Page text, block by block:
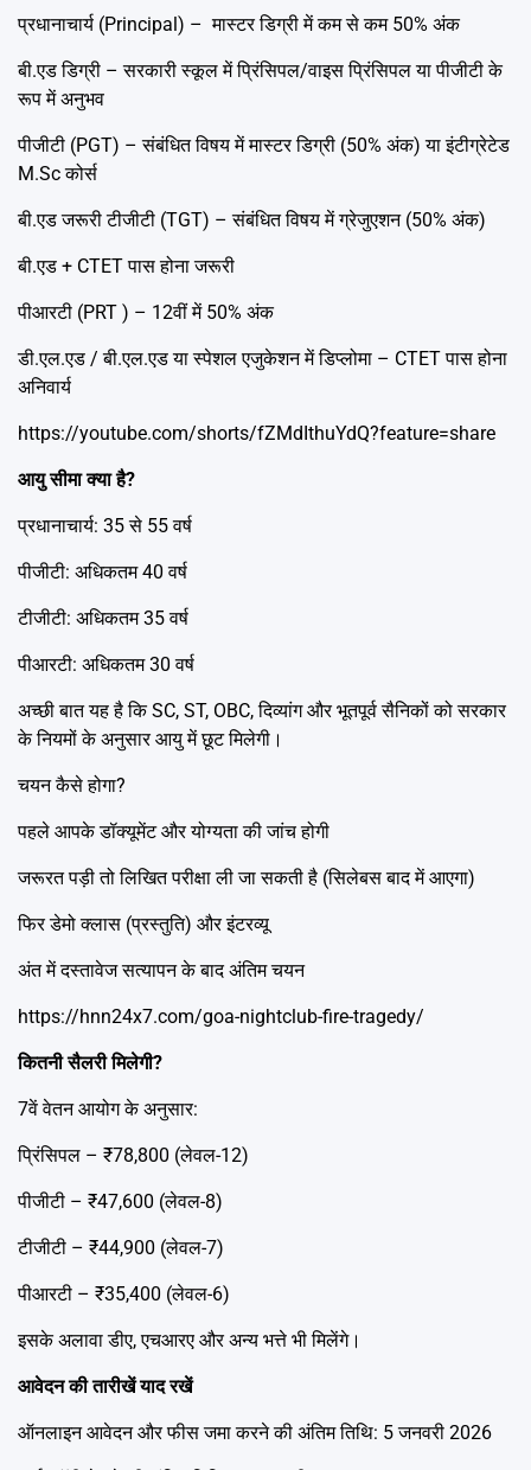
प्रधानाचार्य (Principal) – मास्टर डिग्री में कम से कम 50% अंक
बी.एड डिग्री – सरकारी स्कूल में प्रिंसिपल/वाइस प्रिंसिपल या पीजीटी के
रूप में अनुभव
पीजीटी (PGT) – संबंधित विषय में मास्टर डिग्री (50% अंक) या इंटीग्रेटेड
M.Sc कोर्स
बी.एड जरूरी टीजीटी (TGT) – संबंधित विषय में ग्रेजुएशन (50% अंक)
बी.एड + CTET पास होना जरूरी
पीआरटी (PRT ) – 12वीं में 50% अंक
डी.एल.एड / बी.एल.एड या स्पेशल एजुकेशन में डिप्लोमा – CTET पास होना
अनिवार्य
https://youtube.com/shorts/fZMdIthuYdQ?feature=share
आयु सीमा क्या है?
प्रधानाचार्य: 35 से 55 वर्ष
पीजीटी: अधिकतम 40 वर्ष
टीजीटी: अधिकतम 35 वर्ष
पीआरटी: अधिकतम 30 वर्ष
अच्छी बात यह है कि SC, ST, OBC, दिव्यांग और भूतपूर्व सैनिकों को सरकार
के नियमों के अनुसार आयु में छूट मिलेगी।
चयन कैसे होगा?
पहले आपके डॉक्यूमेंट और योग्यता की जांच होगी
जरूरत पड़ी तो लिखित परीक्षा ली जा सकती है (सिलेबस बाद में आएगा)
फिर डेमो क्लास (प्रस्तुति) और इंटरव्यू
अंत में दस्तावेज सत्यापन के बाद अंतिम चयन
https://hnn24x7.com/goa-nightclub-fire-tragedy/
कितनी सैलरी मिलेगी?
7वें वेतन आयोग के अनुसार:
प्रिंसिपल – ₹78,800 (लेवल-12)
पीजीटी – ₹47,600 (लेवल-8)
टीजीटी – ₹44,900 (लेवल-7)
पीआरटी – ₹35,400 (लेवल-6)
इसके अलावा डीए, एचआरए और अन्य भत्ते भी मिलेंगे।
आवेदन की तारीखें याद रखें
ऑनलाइन आवेदन और फीस जमा करने की अंतिम तिथि: 5 जनवरी 2026